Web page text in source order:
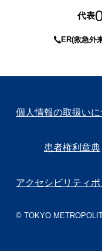
代表
ER(救急外
個人情報の取扱いに
患者権利章典
アクセシビリティ
© TOKYO